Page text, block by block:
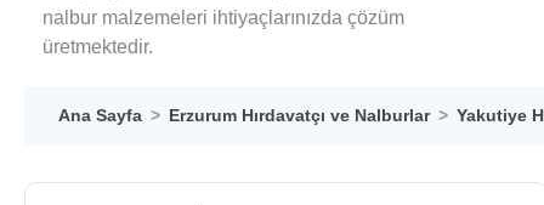
nalbur malzemeleri ihtiyaçlarınızda çözüm
üretmektedir.
Ana Sayfa Erzurum Hırdavatçı ve Nalburlar Yakutiye